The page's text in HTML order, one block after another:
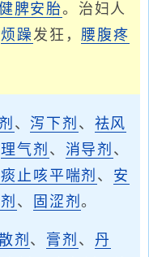
脾安胎。治妇人
烦躁发狂，腰腹疼
、 泻下剂 、 祛风
理气剂 、 消导剂 、
止咳平喘剂 、 安
、 固涩剂。
剂 、 膏剂 、 丹